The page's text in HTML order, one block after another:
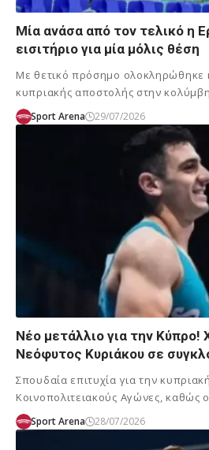
Μία ανάσα από τον τελικό η
εισιτήριο για μία μόλις θέση
Με θετικό πρόσημο ολοκληρώθηκε
κυπριακής αποστολής στην
Sport Arena 29/07/2026
Νέο μετάλλιο για την Κύπρο!
Νεόφυτος Κυριάκου σε
Σπουδαία επιτυχία για την
Κοινοπολιτειακούς Αγώνες, καθώς
Sport Arena 28/07/2026